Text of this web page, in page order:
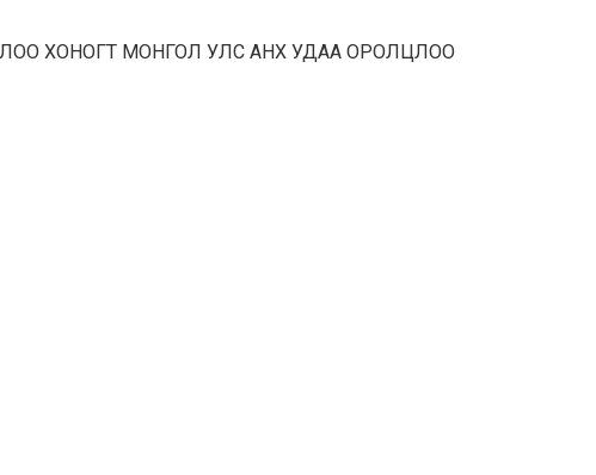
ХОНОГТ МОНГОЛ УЛС АНХ УДАА ОРОЛЦЛОО